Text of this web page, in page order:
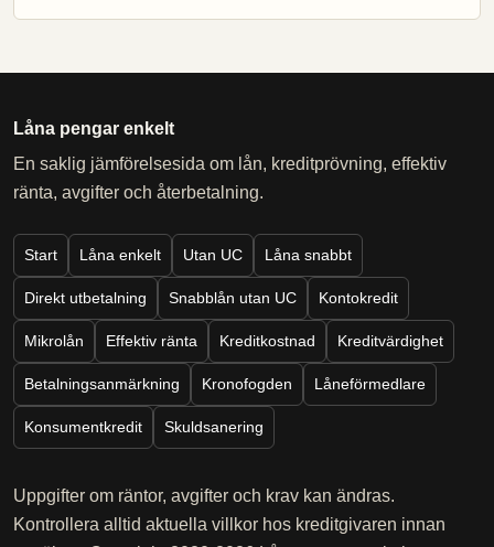
Låna pengar enkelt
En saklig jämförelsesida om lån, kreditprövning, effektiv
ränta, avgifter och återbetalning.
Start Låna enkelt Utan UC Låna snabbt
Direkt utbetalning Snabblån utan UC Kontokredit
Mikrolån Effektiv ränta Kreditkostnad Kreditvärdighet
Betalningsanmärkning Kronofogden Låneförmedlare
Konsumentkredit Skuldsanering
Uppgifter om räntor, avgifter och krav kan ändras.
Kontrollera alltid aktuella villkor hos kreditgivaren innan